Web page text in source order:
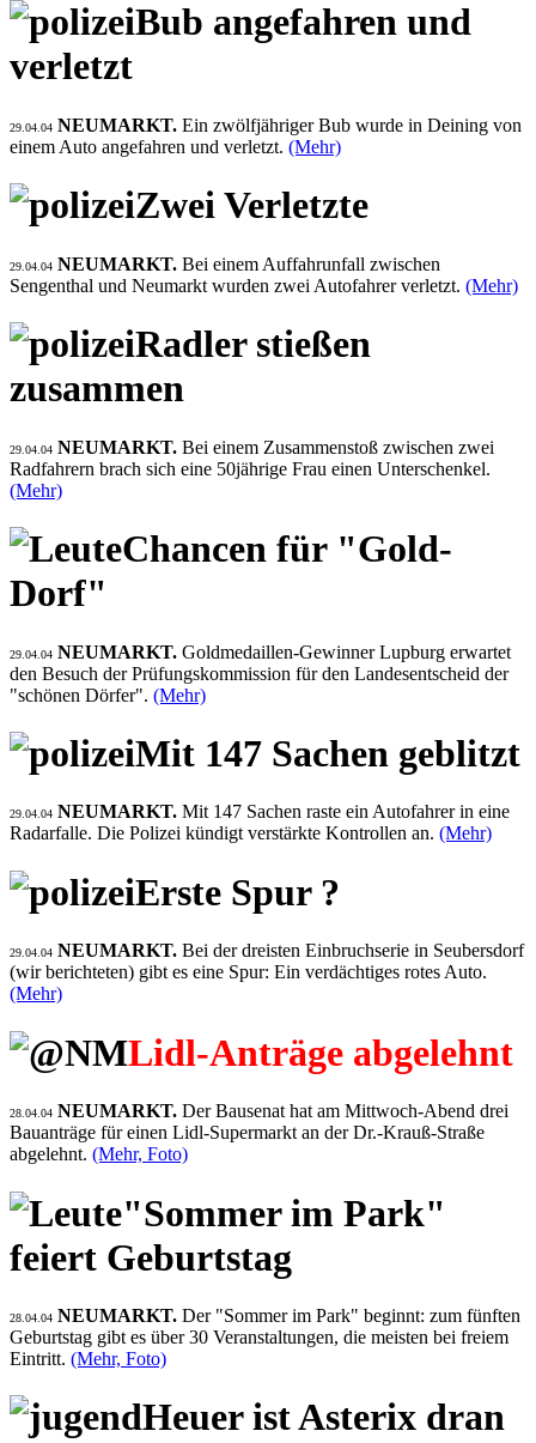
Bub angefahren und
verletzt
29.04.04 NEUMARKT. Ein zwölfjähriger Bub wurde in Deining von
einem Auto angefahren und verletzt. (Mehr)
Zwei Verletzte
29.04.04 NEUMARKT. Bei einem Auffahrunfall zwischen
Sengenthal und Neumarkt wurden zwei Autofahrer verletzt. (Mehr)
Radler stießen
zusammen
29.04.04 NEUMARKT. Bei einem Zusammenstoß zwischen zwei
Radfahrern brach sich eine 50jährige Frau einen Unterschenkel.
(Mehr)
Chancen für "Gold-
Dorf"
29.04.04 NEUMARKT. Goldmedaillen-Gewinner Lupburg erwartet
den Besuch der Prüfungskommission für den Landesentscheid der
"schönen Dörfer". (Mehr)
Mit 147 Sachen geblitzt
29.04.04 NEUMARKT. Mit 147 Sachen raste ein Autofahrer in eine
Radarfalle. Die Polizei kündigt verstärkte Kontrollen an. (Mehr)
Erste Spur ?
29.04.04 NEUMARKT. Bei der dreisten Einbruchserie in Seubersdorf
(wir berichteten) gibt es eine Spur: Ein verdächtiges rotes Auto.
(Mehr)
Lidl-Anträge abgelehnt
28.04.04 NEUMARKT. Der Bausenat hat am Mittwoch-Abend drei
Bauanträge für einen Lidl-Supermarkt an der Dr.-Krauß-Straße
abgelehnt. (Mehr, Foto)
"Sommer im Park"
feiert Geburtstag
28.04.04 NEUMARKT. Der "Sommer im Park" beginnt: zum fünften
Geburtstag gibt es über 30 Veranstaltungen, die meisten bei freiem
Eintritt. (Mehr, Foto)
Heuer ist Asterix dran